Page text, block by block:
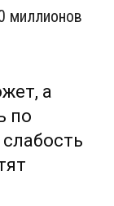
миллионов
а
по